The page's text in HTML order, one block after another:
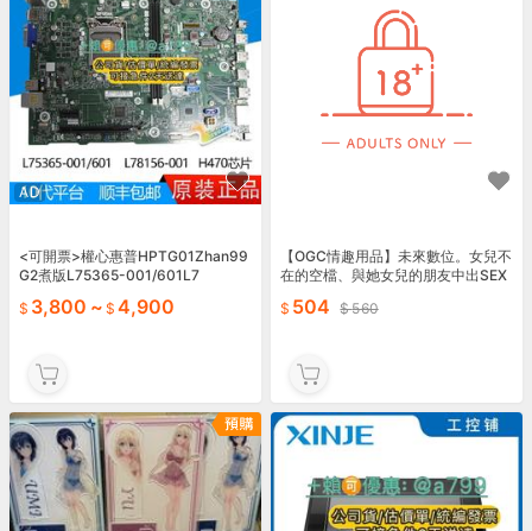
AD
<可開票>權心惠普HPTG01Zhan99
G2煮版L75365-001/601L7
3,800 ~ 4,900
【OGC情趣用品】未來數位。女兒不
在的空檔、與她女兒的朋友中出SEX
4 504 560